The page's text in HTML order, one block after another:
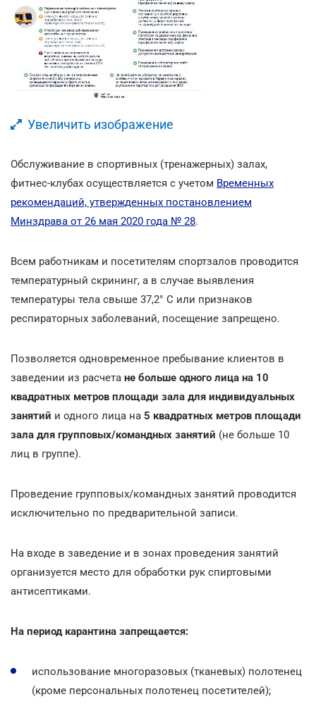
Увеличить изображение
Обслуживание в спортивных (тренажерных) залах,
фитнес-клубах осуществляется с учетом Временных
рекомендаций, утвержденных постановлением
Минздрава от 26 мая 2020 года № 28.
Всем работникам и посетителям спортзалов проводится
температурный скрининг, а в случае выявления
температуры тела свыше 37,2° C или признаков
респираторных заболеваний, посещение запрещено.
Позволяется одновременное пребывание клиентов в
заведении из расчета не больше одного лица на 10
квадратных метров площади зала для индивидуальных
занятий и одного лица на 5 квадратных метров площади
зала для групповых/командных занятий (не больше 10
лиц в группе).
Проведение групповых/командных занятий проводится
исключительно по предварительной записи.
На входе в заведение и в зонах проведения занятий
организуется место для обработки рук спиртовыми
антисептиками.
На период карантина запрещается:
использование многоразовых (тканевых) полотенец
(кроме персональных полотенец посетителей);